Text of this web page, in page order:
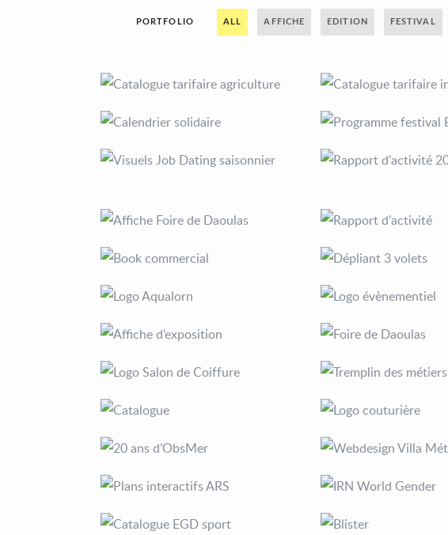
PORTFOLIO ALL AFFICHE EDITION FESTIVAL